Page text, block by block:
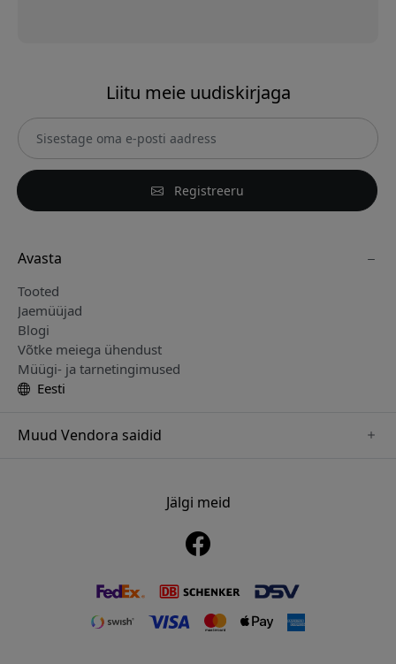
Liitu meie uudiskirjaga
Registreeru
Avasta
Tooted
Jaemüüjad
Blogi
Võtke meiega ühendust
Müügi- ja tarnetingimused
Eesti
Muud Vendora saidid
www.myfirst.se
Jälgi meid